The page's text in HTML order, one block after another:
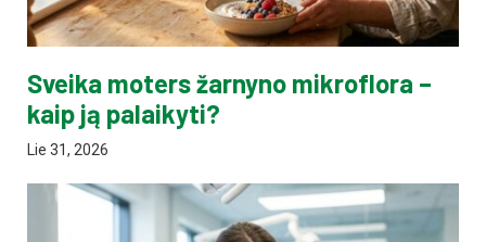
Sveika moters žarnyno mikroflora –
kaip ją palaikyti?
Lie 31, 2026